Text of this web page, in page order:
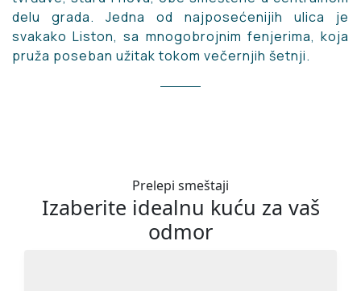
delu grada. Jedna od najposećenijih ulica je
svakako Liston, sa mnogobrojnim fenjerima, koja
pruža poseban užitak tokom večernjih šetnji.
Prelepi smeštaji
Izaberite idealnu kuću za vaš
odmor